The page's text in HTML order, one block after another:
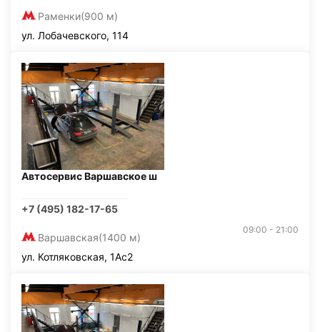
Раменки(900 м)
ул. Лобачевского, 114
Автосервис Варшавское ш
+7 (495) 182-17-65
Варшавская(1400 м)
09:00 - 21:00
ул. Котляковская, 1Ас2